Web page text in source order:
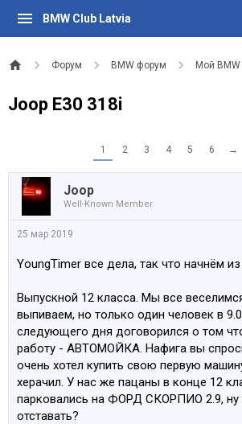
BMW Club Latvia
Форум BMW форум Мой BMW
Joop E30 318i
1 2 3 4 5 6 →
Joop
Well-Known Member
25 мар 2019
YoungTimer все дела, так что начнём
Выпускной 12 класса. Мы все
выпиваем, но только один человек в
следующего дня договорился о том
работу - АВТОМОЙКА. Нафига вы
очень хотел купить свою первую
херачил. У нас же пацаны в конце 12
парковались на ФОРД СКОРПИО 2.9, ну
отставать?